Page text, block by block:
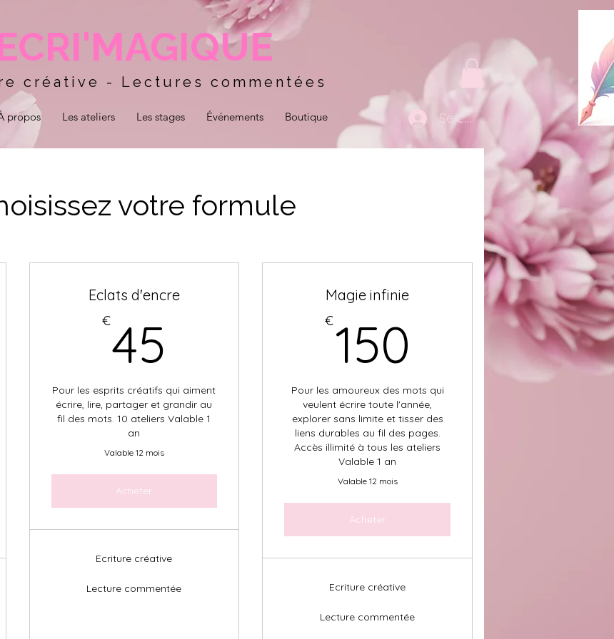
créative - Lectures commentées
Se connecter
propos Les ateliers Les stages Événements Boutique
votre formule
Eclats d'encre
€45
Pour les esprits créatifs qui aiment
écrire, lire, partager et grandir au
fil des mots. 10 ateliers Valable 1
an
Valable 12 mois
Acheter
Ecriture créative
Lecture commentée
Magie infinie
€150 150€
Pour les amoureux des mots qui
veulent écrire toute l'année,
explorer sans limite et tisser des
liens durables au fil des pages.
Accès illimité à tous les ateliers
Valable 1 an
Valable 12 mois
Acheter
Ecriture créative
Lecture commentée